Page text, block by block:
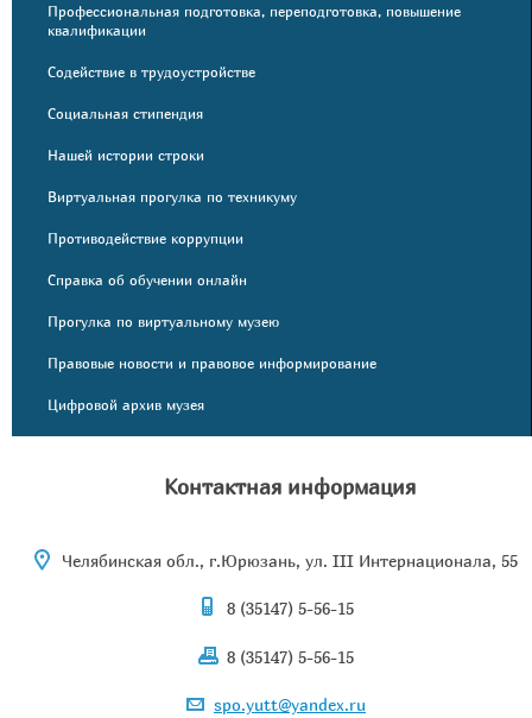
Профессиональная подготовка, переподготовка, повышение
квалификации
Содействие в трудоустройстве
Социальная стипендия
Нашей истории строки
Виртуальная прогулка по техникуму
Противодействие коррупции
Справка об обучении онлайн
Прогулка по виртуальному музею
Правовые новости и правовое информирование
Цифровой архив музея
Контактная информация
Челябинская обл., г.Юрюзань, ул. III Интернационала, 55
8 (35147) 5-56-15
8 (35147) 5-56-15
spo.yutt@yandex.ru